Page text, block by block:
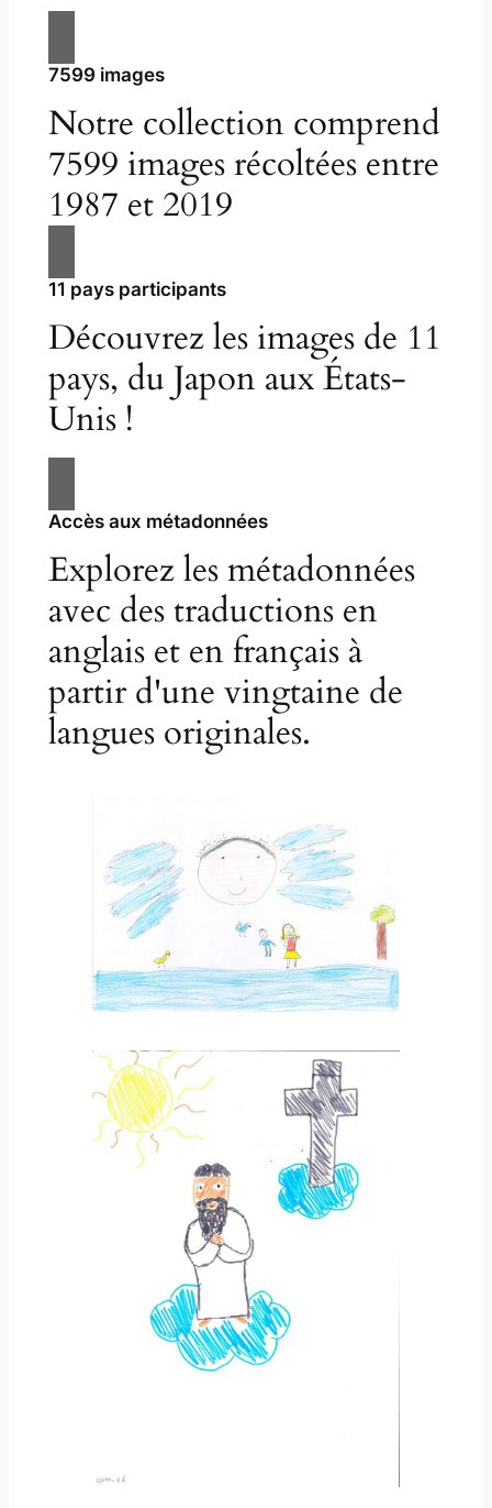
7599 images
Notre collection comprend
7599 images récoltées entre
1987 et 2019
11 pays participants
Découvrez les images de 11
pays, du Japon aux États-
Unis !
Accès aux métadonnées
Explorez les métadonnées
avec des traductions en
anglais et en français à
partir d'une vingtaine de
langues originales.